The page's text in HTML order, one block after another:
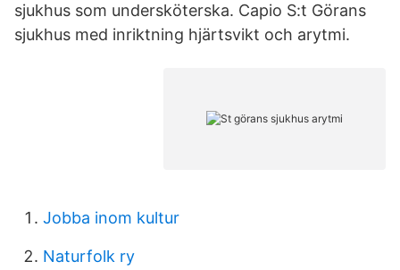
sjukhus som undersköterska. Capio S:t Görans
sjukhus med inriktning hjärtsvikt och arytmi.
Jobba inom kultur
Naturfolk ry